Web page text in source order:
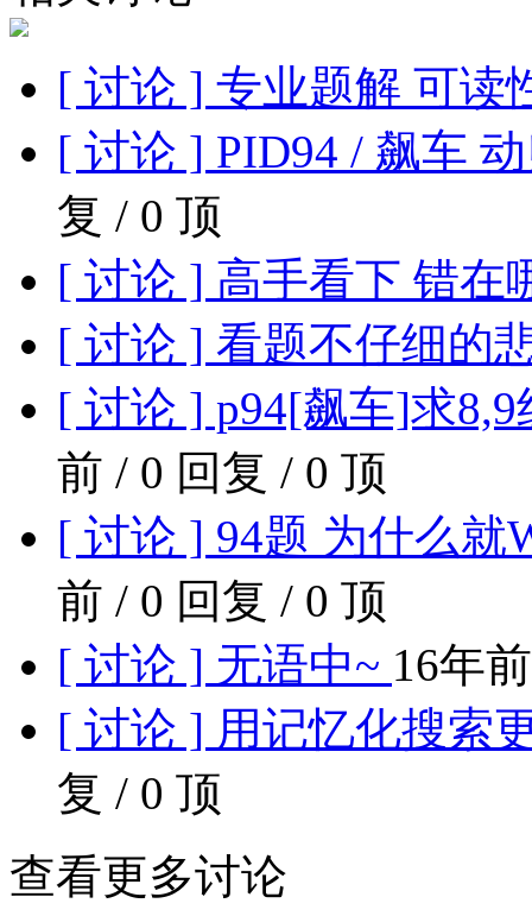
[ 讨论 ] 专业题解 可读
[ 讨论 ] PID94 / 飙车
复 / 0 顶
[ 讨论 ] 高手看下 错在
[ 讨论 ] 看题不仔细的
[ 讨论 ] p94[飙车]求
前 / 0 回复 / 0 顶
[ 讨论 ] 94题 为什么
前 / 0 回复 / 0 顶
[ 讨论 ] 无语中~ 16年
[ 讨论 ] 用记忆化搜索
复 / 0 顶
查看更多讨论